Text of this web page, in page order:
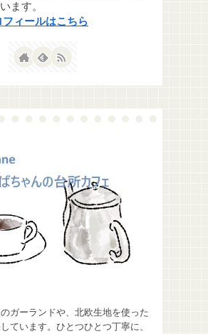
ます。
ィールはこちら
ガーランドや、北欧生地を使った
ています。ひとつひとつ丁寧に、